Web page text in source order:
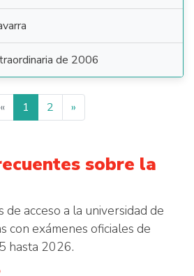
de 2006
« 1 2 »
sobre la
acceso a la universidad de
con exámenes oficiales de
hasta 2026.